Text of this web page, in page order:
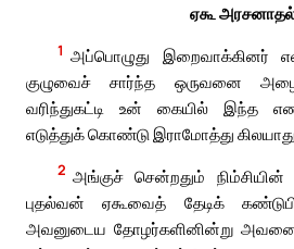
ஏகூ
1 அப்பொழுது இறைவாக்கினர்
குழுவைச் சார்ந்த ஒருவனை
வரிந்துகட்டி உன் கையில்
எடுத்துக் கொண்டு இராமோத்து
2 அங்குச் சென்றதும்
புதல்வன் ஏகூவைத் தேடிக்
அவனுடைய தோழர்களினின்று